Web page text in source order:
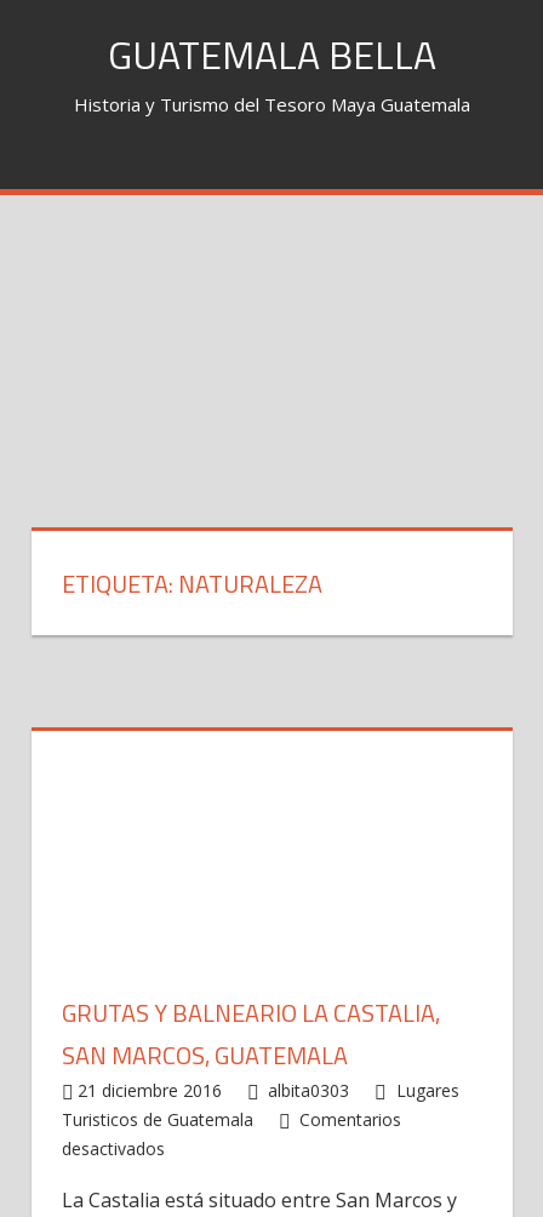
GUATEMALA BELLA
Historia y Turismo del Tesoro Maya Guatemala
ETIQUETA: NATURALEZA
GRUTAS Y BALNEARIO LA CASTALIA,
SAN MARCOS, GUATEMALA
21 diciembre 2016 albita0303
Lugares
Turisticos de Guatemala
Comentarios
desactivados
y
La Castalia está situado entre San Marcos y